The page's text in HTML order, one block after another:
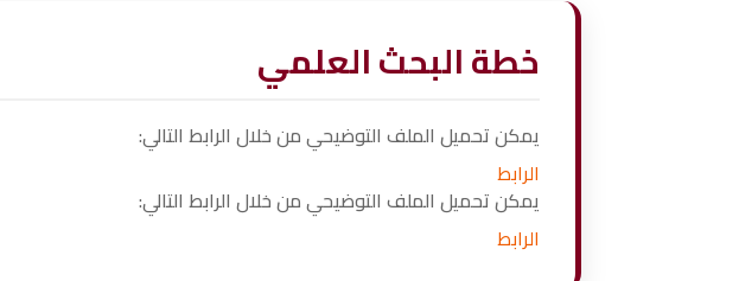
خطة البحث العلمي
يمكن تحميل الملف التوضيحي من خلال الرابط التالي:
الرابط
يمكن تحميل الملف التوضيحي من خلال الرابط التالي:
الرابط